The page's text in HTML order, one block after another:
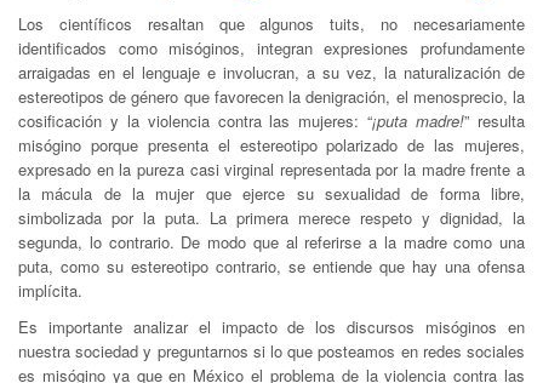
Los científicos resaltan que algunos tuits, no necesariamente
identificados como misóginos, integran expresiones profundamente
arraigadas en el lenguaje e involucran, a su vez, la naturalización de
estereotipos de género que favorecen la denigración, el menosprecio, la
cosificación y la violencia contra las mujeres: “¡puta madre!” resulta
misógino porque presenta el estereotipo polarizado de las mujeres,
expresado en la pureza casi virginal representada por la madre frente a
la mácula de la mujer que ejerce su sexualidad de forma libre,
simbolizada por la puta. La primera merece respeto y dignidad, la
segunda, lo contrario. De modo que al referirse a la madre como una
puta, como su estereotipo contrario, se entiende que hay una ofensa
implícita.
Es importante analizar el impacto de los discursos misóginos en
nuestra sociedad y preguntarnos si lo que posteamos en redes sociales
es misógino ya que en México el problema de la violencia contra las